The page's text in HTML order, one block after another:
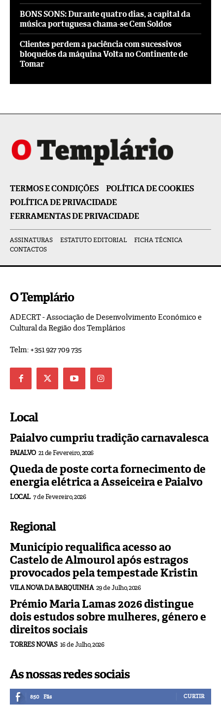
BONS SONS: Durante quatro dias, a capital da
música portuguesa chama-se Cem Soldos
Clientes perdem a paciência com sucessivos
bloqueios da máquina Volta no Continente de
Tomar
TERMOS E CONDIÇÕES
POLÍTICA DE COOKIES
POLÍTICA DE PRIVACIDADE
FERRAMENTAS DE PRIVACIDADE
ASSINATURAS ESTATUTO EDITORIAL
FICHA TÉCNICA
CONTACTOS
O Templário
ADECRT - Associação de Desenvolvimento Económico e
Cultural da Região dos Templários
Telm: +351 927 709 735
Local
Paialvo cumpriu tradição carnavalesca
PAIALVO 21 de Fevereiro, 2026
Queda de poste corta fornecimento de
energia elétrica a Asseiceira e Paialvo
LOCAL 7 de Fevereiro, 2026
Regional
Município requalifica acesso ao
Castelo de Almourol após estragos
provocados pela tempestade Kristin
VILA NOVA DA BARQUINHA 29 de Julho, 2026
Prémio Maria Lamas 2026 distingue
dois estudos sobre mulheres, género e
direitos sociais
TORRES NOVAS 16 de Julho, 2026
As nossas redes sociais
850 Fãs CURTIR